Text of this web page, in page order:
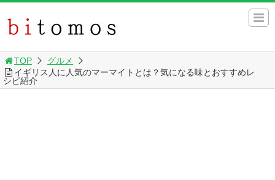
TOP
グルメ
イギリス人に人気のマーマイトとは？気になる味とおすすめレ
シピ紹介